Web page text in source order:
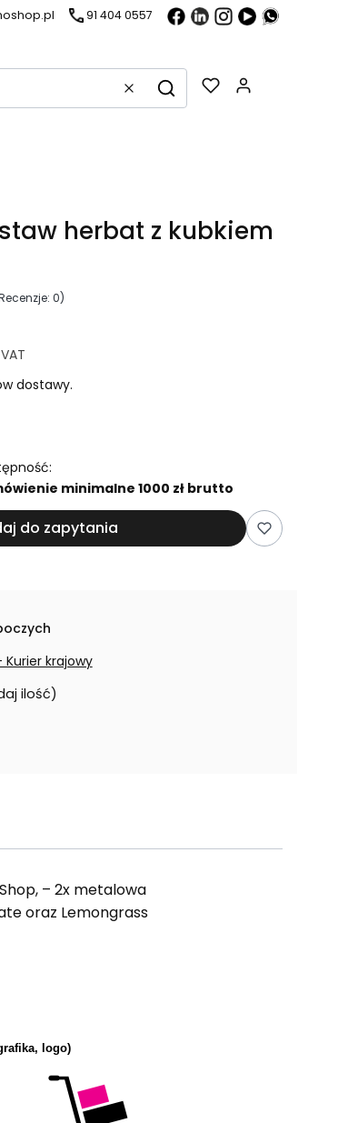
91 404 0557
WyczyśćSzukaj
herbat z kubkiem
0)
VAT
dostawy.
minimalne 1000 zł brutto
do zapytania
Kurier krajowy
ilość)
– 2x metalowa
oraz Lemongrass
logo)